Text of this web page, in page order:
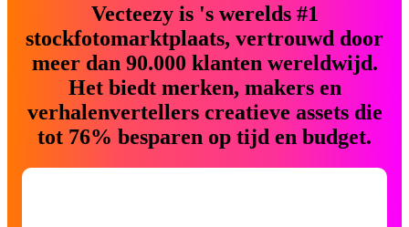
Vecteezy is 's werelds #1
stockfotomarktplaats, vertrouwd door
meer dan 90.000 klanten wereldwijd.
Het biedt merken, makers en
verhalenvertellers creatieve assets die
tot 76% besparen op tijd en budget.